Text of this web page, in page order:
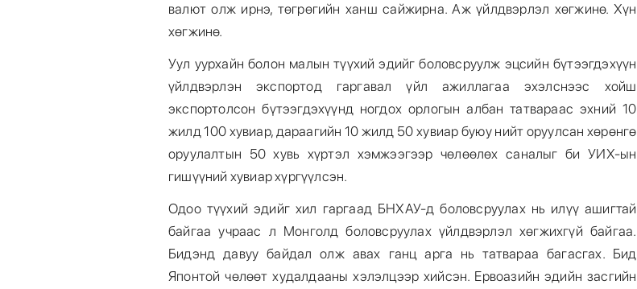
валют олж ирнэ, төгрөгийн ханш сайжирна. Аж үйлдвэрлэл хөгжинө. Хүн
хөгжинө.
Уул уурхайн болон малын түүхий эдийг боловсруулж эцсийн бүтээгдэхүүн
үйлдвэрлэн экспортод гаргавал үйл ажиллагаа эхэлснээс хойш
экспортолсон бүтээгдэхүүнд ногдох орлогын албан татвараас эхний 10
жилд 100 хувиар, дараагийн 10 жилд 50 хувиар буюу нийт оруулсан хөрөнгө
оруулалтын 50 хувь хүртэл хэмжээгээр чөлөөлөх саналыг би УИХ-ын
гишүүний хувиар хүргүүлсэн.
Одоо түүхий эдийг хил гаргаад БНХАУ-д боловсруулах нь илүү ашигтай
байгаа учраас л Монголд боловсруулах үйлдвэрлэл хөгжихгүй байгаа.
Бидэнд давуу байдал олж авах ганц арга нь татвараа багасгах. Бид
Японтой чөлөөт худалдааны хэлэлцээр хийсэн. Ервоазийн эдийн засгийн